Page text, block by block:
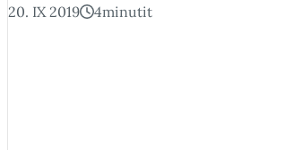
20. IX 2019 4minutit